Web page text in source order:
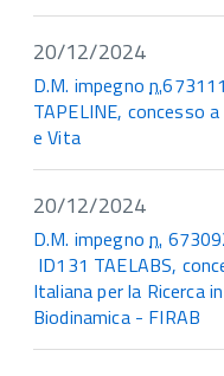
20/12/2024
D.M. impegnon.
TAPELINE, concesso
e Vita
20/12/2024
D.M. impegnon.
ID131 TAELABS,
Italiana per la Ricerca
Biodinamica - FIRAB